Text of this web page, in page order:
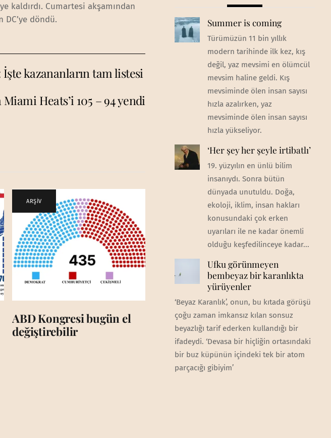
kaldırdı. Cumartesi akşamından
döndü.
kazananların tam listesi
Heats’i 105 – 94 yendi
ARŞİV
ABD Kongresi bugün el
değiştirebilir
Summer is coming
Türümüzün 11 bin yıllık
modern tarihinde ilk kez, kış
değil, yaz mevsimi en ölümcül
mevsim haline geldi. Kış
mevsiminde ölen insan sayısı
hızla azalırken, yaz
mevsiminde ölen insan sayısı
hızla yükseliyor.
‘Her şey her şeyle irtibatlı’
19. yüzyılın en ünlü bilim
insanıydı. Sonra bütün
dünyada unutuldu. Doğa,
ekoloji, iklim, insan hakları
konusundaki çok erken
uyarıları ile ne kadar önemli
olduğu keşfedilinceye kadar...
Ufku görünmeyen
bembeyaz bir karanlıkta
yürüyenler
‘Beyaz Karanlık’, onun, bu kıtada görüşü
çoğu zaman imkansız kılan sonsuz
beyazlığı tarif ederken kullandığı bir
ifadeydi. ‘Devasa bir hiçliğin ortasındaki
bir buz küpünün içindeki tek bir atom
parçacığı gibiyim’